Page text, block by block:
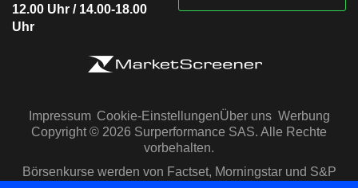
12.00 Uhr / 14.00-18.00
Uhr
Impressum Cookie-EinstellungenÜber uns Werbung
Copyright © 2026 Surperformance SAS. Alle Rechte
vorbehalten.
Börsenkurse werden von Factset, Morningstar und S&P